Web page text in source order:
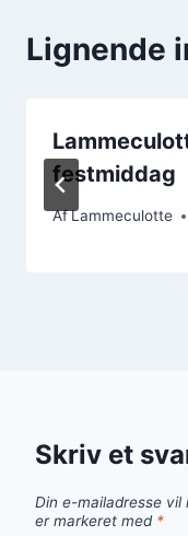
Lignende
festmiddag
AfLammeculotte
Skriv et
Din e-mailadresse vil
er markeret med *